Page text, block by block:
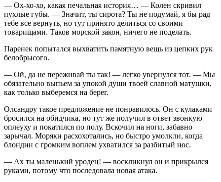
— Ох-хо-хо, какая печальная история… — Колен скривил
пухлые губы. — Значит, ты сирота? Ты не подумай, я бы рад
тебе все вернуть, но тут принято делиться со своими
товарищами. Таков морской закон, ничего не поделать.
Паренек попытался выхватить памятную вещь из цепких рук
белобрысого.
— Ой, да не переживай ты так! — легко увернулся тот. — Мы
обязательно выпьем за упокой души твоей славной матушки,
как только выберемся на берег.
Олсандру такое предложение не понравилось. Он с кулаками
бросился на обидчика, но тут же получил в ответ звонкую
оплеуху и покатился по полу. Вскочил на ноги, забавно
зарычал. Моряки расхохотались, но быстро умолкли, когда
блондин с громким воплем ухватился за разбитый нос.
— Ах ты маленький уродец! — воскликнул он и прикрылся
руками, потому что последовала новая атака.